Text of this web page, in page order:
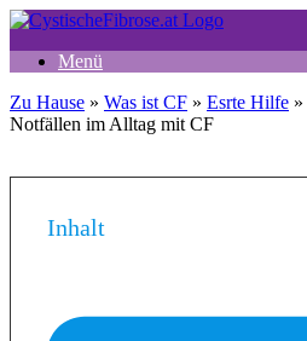
Zum
springenMenü
Zu Hause » Was ist CF » Esrte Hilfe »
Notfällen im Alltag mit CF
Inhalt